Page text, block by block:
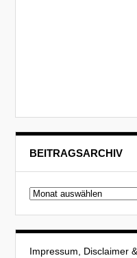
BEITRAGSARCHIV
Beitragsarchiv
Impressum, Disclaimer